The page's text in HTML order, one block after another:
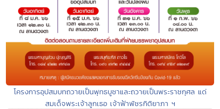
โครงการอุปสมบทถวายเป็นพุทธบูชาและถวายเป็นพระราชกุศล แด่
สมเด็จพระเจ้าลูกเธอ เจ้าฟ้าพัชรกิติยาภา ฯ